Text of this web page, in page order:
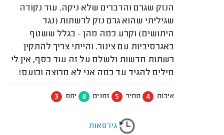
הנזק שגרם והדברים שלא ניקה. עוד נקודה
שגיליתי שהוא גרם נזק לרשתות (נגד
היתושים) וקרע כמה מהן - בגלל ששטף
באגרסיביות עם צינור. והייתי צריך להתקין
רשתות חדשות ולשלם על זה עוד כסף, אין לי
מילים להגיד עד כמה אני לא מרוצה וכועס!
איכות 4 מחיר 5 זמנים 8 יחס 3
גירסאות